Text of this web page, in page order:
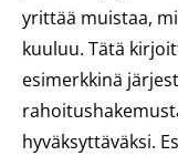
yrittää muistaa,
kuuluu. Tätä
esimerkkinä
hyväksyttäväksi.